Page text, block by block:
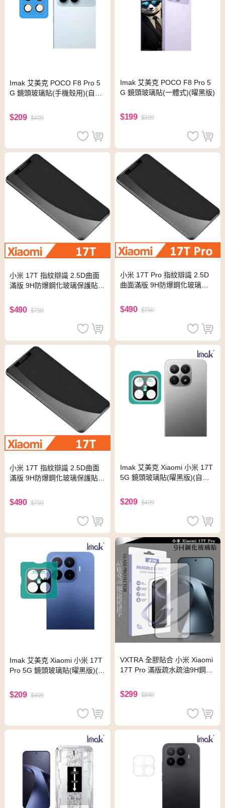
Imak 艾美克 POCO F8 Pro 5
G 鏡頭玻璃貼(手機殼用)(自帶
$209 $409
Imak 艾美克 POCO F8 Pro 5
G 鏡頭玻璃貼(一體式)(曜黑版)
$199 $399
小米 17T 指紋辯識 2.5D曲面
滿版 9H防爆鋼化玻璃保護貼
$490 $750
小米 17T Pro 指紋辯識 2.5D
曲面滿版 9H防爆鋼化玻璃保
$490 $750
小米 17T 指紋辯識 2.5D曲面
滿版 9H防爆鋼化玻璃保護貼
$490 $750
Imak 艾美克 Xiaomi 小米 17T
5G 鏡頭玻璃貼(曜黑版)(自帶
$209 $409
Imak 艾美克 Xiaomi 小米 17T
Pro 5G 鏡頭玻璃貼(曜黑版)(自
$209 $409
VXTRA 全膠貼合 小米 Xiaomi
17T Pro 滿版疏水疏油9H鋼化
$299 $880